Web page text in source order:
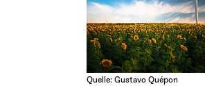
Quelle: Gustavo Quépon